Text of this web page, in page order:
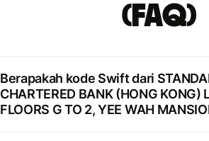
(FAQ)
Berapakah kode Swift dari
CHARTERED BANK (HONG KONG)
FLOORS G TO 2, YEE WAH